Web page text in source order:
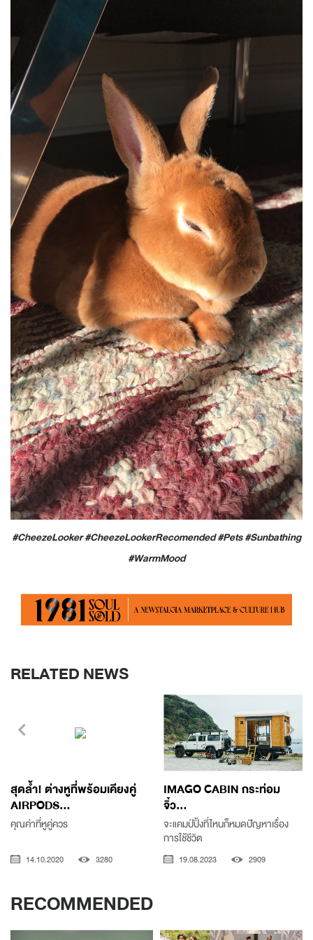
#CheezeLooker #CheezeLookerRecomended #Pets #Sunbathing
#WarmMood
RELATED NEWS
สุดล้ำ! ต่างหูที่พร้อมเคียงคู่
AIRPODS...
คุณค่าที่หูคู่ควร
14.10.2020 3280
IMAGO CABIN กระท่อม
จิ๋ว...
จะแคมป์ปิ้งที่ไหนก็หมดปัญหาเรื่อง
การใช้ชีวิต
19.08.2023 2909
RECOMMENDED